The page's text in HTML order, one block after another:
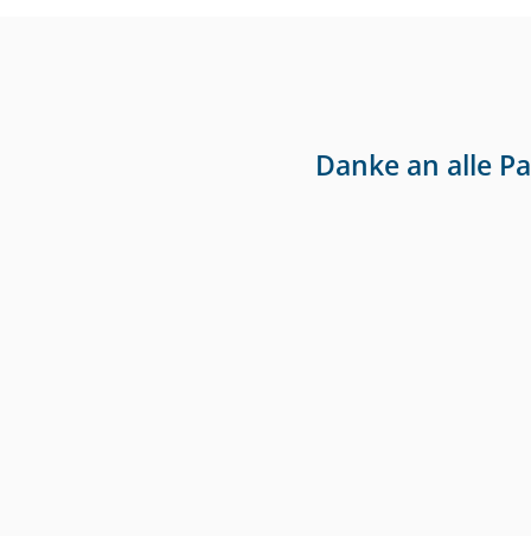
Danke an alle